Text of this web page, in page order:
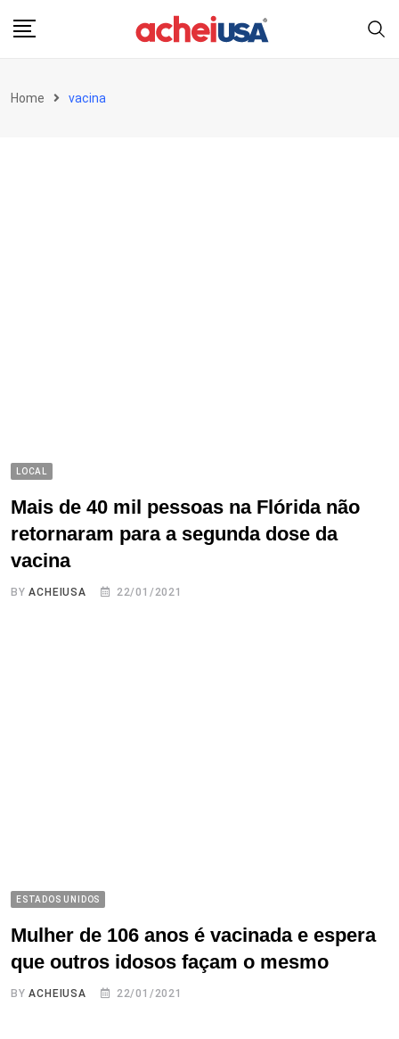
Home vacina
LOCAL
Mais de 40 mil pessoas na Flórida não
retornaram para a segunda dose da
vacina
BYACHEIUSA 22/01/2021
ESTADOS UNIDOS
Mulher de 106 anos é vacinada e espera
que outros idosos façam o mesmo
BYACHEIUSA 22/01/2021